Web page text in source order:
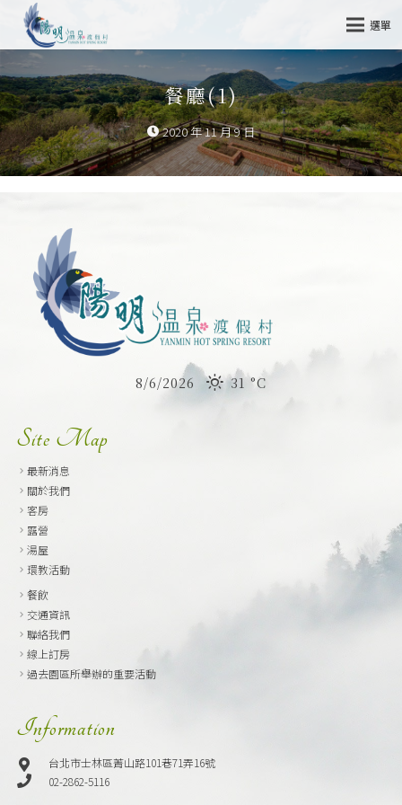
選單
餐廳(1)
2020 年 11 月 9 日
8/6/2026 31 °C
Site Map
最新消息
關於我們
客房
露營
湯屋
環教活動
餐飲
交通資訊
聯絡我們
線上訂房
過去園區所舉辦的重要活動
Information
台北市士林區菁山路101巷71弄16號
02-2862-5116